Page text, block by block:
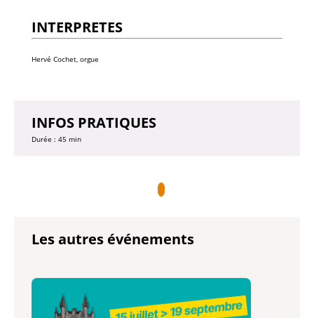
INTERPRETES
Hervé Cochet, orgue
INFOS PRATIQUES
Durée : 45 min
Les autres événements